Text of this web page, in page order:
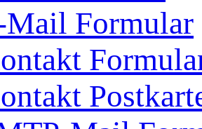
Mail Formular